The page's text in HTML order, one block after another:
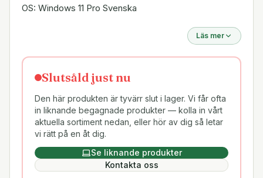
OS: Windows 11 Pro Svenska
Läs mer
Slutsåld just nu
Den här produkten är tyvärr slut i lager. Vi får ofta
in liknande begagnade produkter — kolla in vårt
aktuella sortiment nedan, eller hör av dig så letar
vi rätt på en åt dig.
Se liknande produkter
Kontakta oss